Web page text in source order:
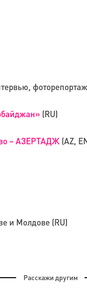
(RU)
– АЗЕРТАДЖ (AZ,
и Молдове (RU)
Расскажи другим